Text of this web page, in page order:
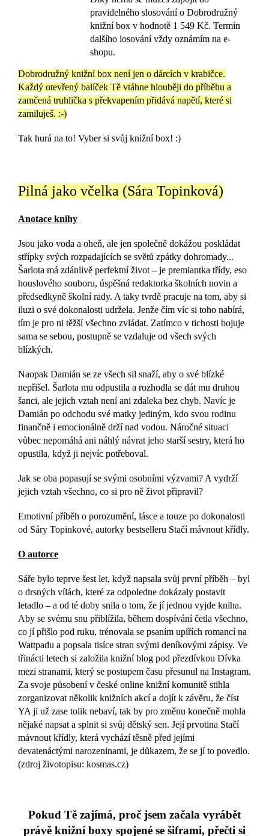
pravidelného slosování o Dobrodružný
knižní box v hodnotě 1 549 Kč. Termín
dalšího losování vždy oznámím na e-
shopu.
Dobrodružný knižní box není jen o dárcích v krabičce.
Každý otevřený balíček Tě vtáhne hlouběji do příběhu a
zamčená truhlička s překvapením přidává napětí, které si
zamiluješ. :-)
Tak hurá na to! Vyber si svůj knižní box! :)
Pilná jako včelka (Sára Topinková)
Anotace knihy
Jsou jako voda a oheň, ale jen společně dokážou poskládat
střípky svých rozpadajících se světů zpátky dohromady...
Šarlota má zdánlivě perfektní život – je premiantka třídy, eso
houslového souboru, úspěšná redaktorka školních novin a
předsedkyně školní rady. A taky tvrdě pracuje na tom, aby si
iluzi o své dokonalosti udržela. Jenže čím víc si toho nabírá,
tím je pro ni těžší všechno zvládat. Zatímco v tichosti bojuje
sama se sebou, postupně se vzdaluje od všech svých
blízkých.
Naopak Damián se ze všech sil snaží, aby o své blízké
nepřišel. Šarlota mu odpustila a rozhodla se dát mu druhou
šanci, ale jejich vztah není ani zdaleka bez chyb. Navíc je
Damián po odchodu své matky jediným, kdo svou rodinu
finančně i emocionálně drží nad vodou. Náročné situaci
vůbec nepomáhá ani náhlý návrat jeho starší sestry, která ho
opustila, když ji nejvíc potřeboval.
Jak se oba popasují se svými osobními výzvami? A vydrží
jejich vztah všechno, co si pro ně život připravil?
Emotivní příběh o porozumění, lásce a touze po dokonalosti
od Sáry Topinkové, autorky bestselleru Stačí mávnout křídly.
O autorce
Sáře bylo teprve šest let, když napsala svůj první příběh – byl
o drsných vílách, které za odpoledne dokázaly postavit
letadlo – a od té doby snila o tom, že jí jednou vyjde kniha.
Aby se svému snu přiblížila, během dospívání četla všechno,
co jí přišlo pod ruku, trénovala se psaním upířích romancí na
Wattpadu a popsala tisíce stran svými deníkovými zápisy. Ve
třinácti letech si založila knižní blog pod přezdívkou Dívka
mezi stranami, který se postupem času přesunul na Instagram.
Za svoje působení v české online knižní komunitě stihla
zorganizovat několik knižních akcí a dojít k závěru, že číst
YA ji už zase tolik nebaví, tak by pro změnu konečně mohla
nějaké napsat a splnit si svůj dětský sen. Její prvotina Stačí
mávnout křídly, která vychází těsně před jejími
devatenáctými narozeninami, je důkazem, že se jí to povedlo.
(zdroj životopisu: kosmas.cz)
Pokud Tě zajímá, proč jsem začala vyrábět
právě knižní boxy spojené se šiframi, přečti si